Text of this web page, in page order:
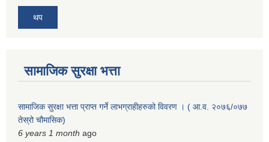
थप
सामाजिक सुरक्षा भत्ता
सामाजिक सुरक्षा भत्ता प्राप्त गर्ने लाभग्राहीहरुको विवरण । ( आ.व. २०७६/०७७
तेस्रो चौमासिक)
6 years 1 month ago